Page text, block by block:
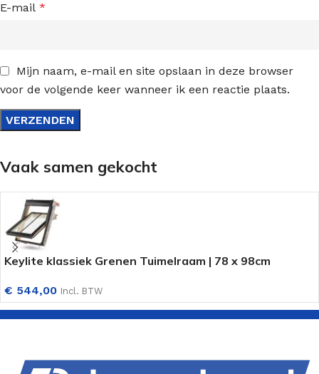
E-mail *
Mijn naam, e-mail en site opslaan in deze browser
voor de volgende keer wanneer ik een reactie plaats.
Vaak samen gekocht
Keylite klassiek Grenen Tuimelraam | 78 x 98cm
€ 544,00 Incl. BTW